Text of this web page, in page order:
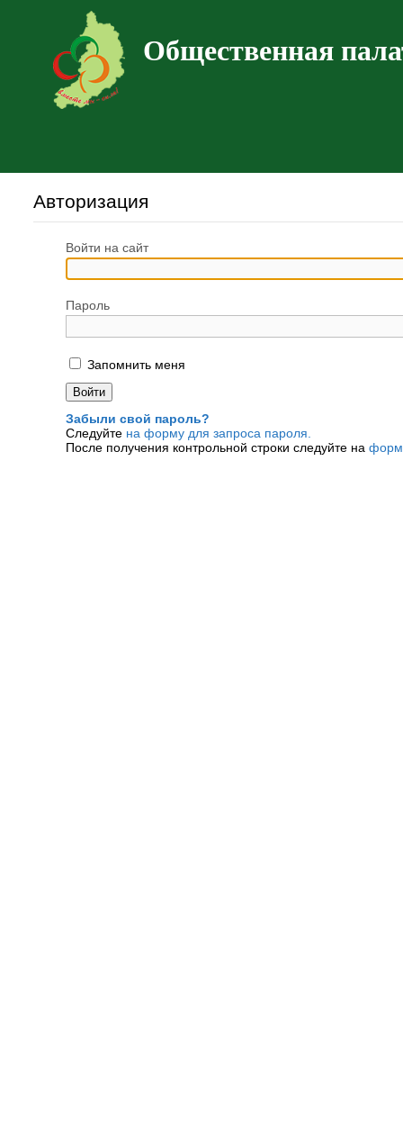
Общественная
Авторизация
Войти на сайт
Пароль
Запомнить меня
Забыли свой пароль?
Следуйте на форму для запроса пароля.
После получения контрольной строки следуйте на